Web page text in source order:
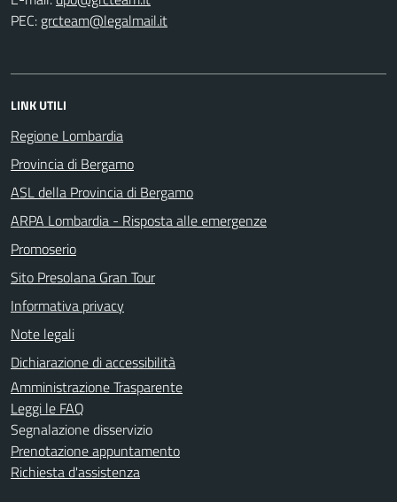
PEC:
LINK UTILI
Regione Lombardia
Provincia di Bergamo
ASL della Provincia di Bergamo
ARPA Lombardia - Risposta alle emergenze
Promoserio
Sito Presolana Gran Tour
Informativa privacy
Note legali
Dichiarazione di accessibilità
Amministrazione Trasparente
Leggi le FAQ
Segnalazione disservizio
Prenotazione appuntamento
Richiesta d'assistenza